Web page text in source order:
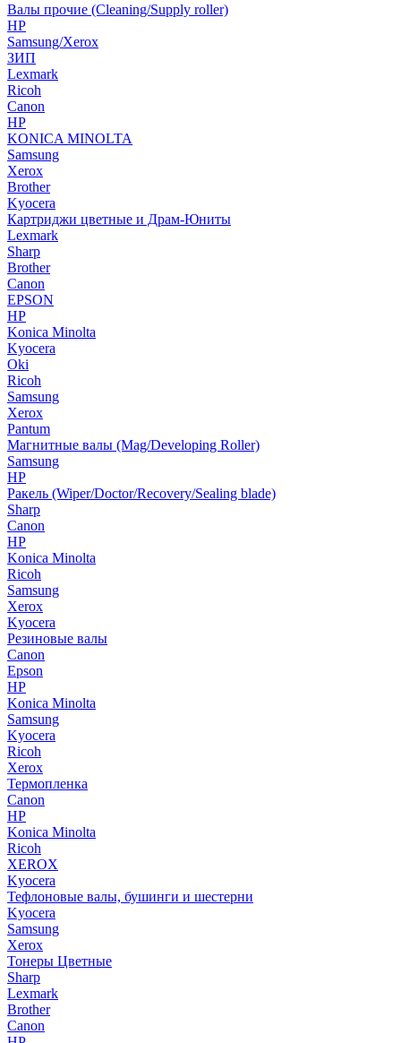
Валы прочие (Cleaning/Supply roller)
HP
Samsung/Xerox
ЗИП
Lexmark
Ricoh
Canon
HP
KONICA MINOLTA
Samsung
Xerox
Brother
Kyocera
Картриджи цветные и Драм-Юниты
Lexmark
Sharp
Brother
Canon
EPSON
HP
Konica Minolta
Kyocera
Oki
Ricoh
Samsung
Xerox
Pantum
Магнитные валы (Mag/Developing Roller)
Samsung
HP
Ракель (Wiper/Doctor/Recovery/Sealing blade)
Sharp
Canon
HP
Konica Minolta
Ricoh
Samsung
Xerox
Kyocera
Резиновые валы
Canon
Epson
HP
Konica Minolta
Samsung
Kyocera
Ricoh
Xerox
Термопленка
Canon
HP
Konica Minolta
Ricoh
XEROX
Kyocera
Тефлоновые валы, бушинги и шестерни
Kyocera
Samsung
Xerox
Тонеры Цветные
Sharp
Lexmark
Brother
Canon